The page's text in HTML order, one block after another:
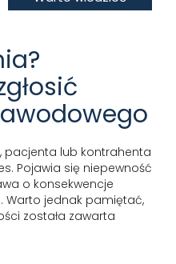
pacjenta lub kontrahenta
Pojawia się niepewność
o konsekwencje
Warto jednak pamiętać,
została zawarta